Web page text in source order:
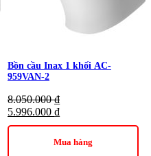
Bồn cầu Inax 1 khối AC-
959VAN-2
8.050.000₫
5.996.000 ₫
Mua hàng